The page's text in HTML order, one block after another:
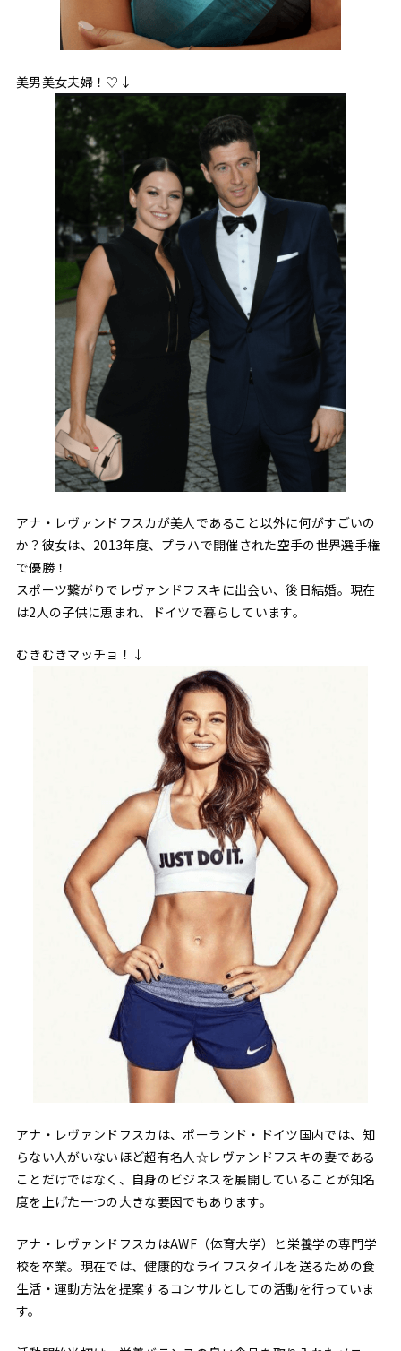
美男美女夫婦！♡↓
アナ・レヴァンドフスカが美人であること以外に何がすごいの
か？彼女は、2013年度、プラハで開催された空手の世界選手権
で優勝！
スポーツ繋がりでレヴァンドフスキに出会い、後日結婚。現在
は2人の子供に恵まれ、ドイツで暮らしています。
むきむきマッチョ！↓
アナ・レヴァンドフスカは、ポーランド・ドイツ国内では、知
らない人がいないほど超有名人☆レヴァンドフスキの妻である
ことだけではなく、自身のビジネスを展開していることが知名
度を上げた一つの大きな要因でもあります。
アナ・レヴァンドフスカはAWF（体育大学）と栄養学の専門学
校を卒業。現在では、健康的なライフスタイルを送るための食
生活・運動方法を提案するコンサルとしての活動を行っていま
す。